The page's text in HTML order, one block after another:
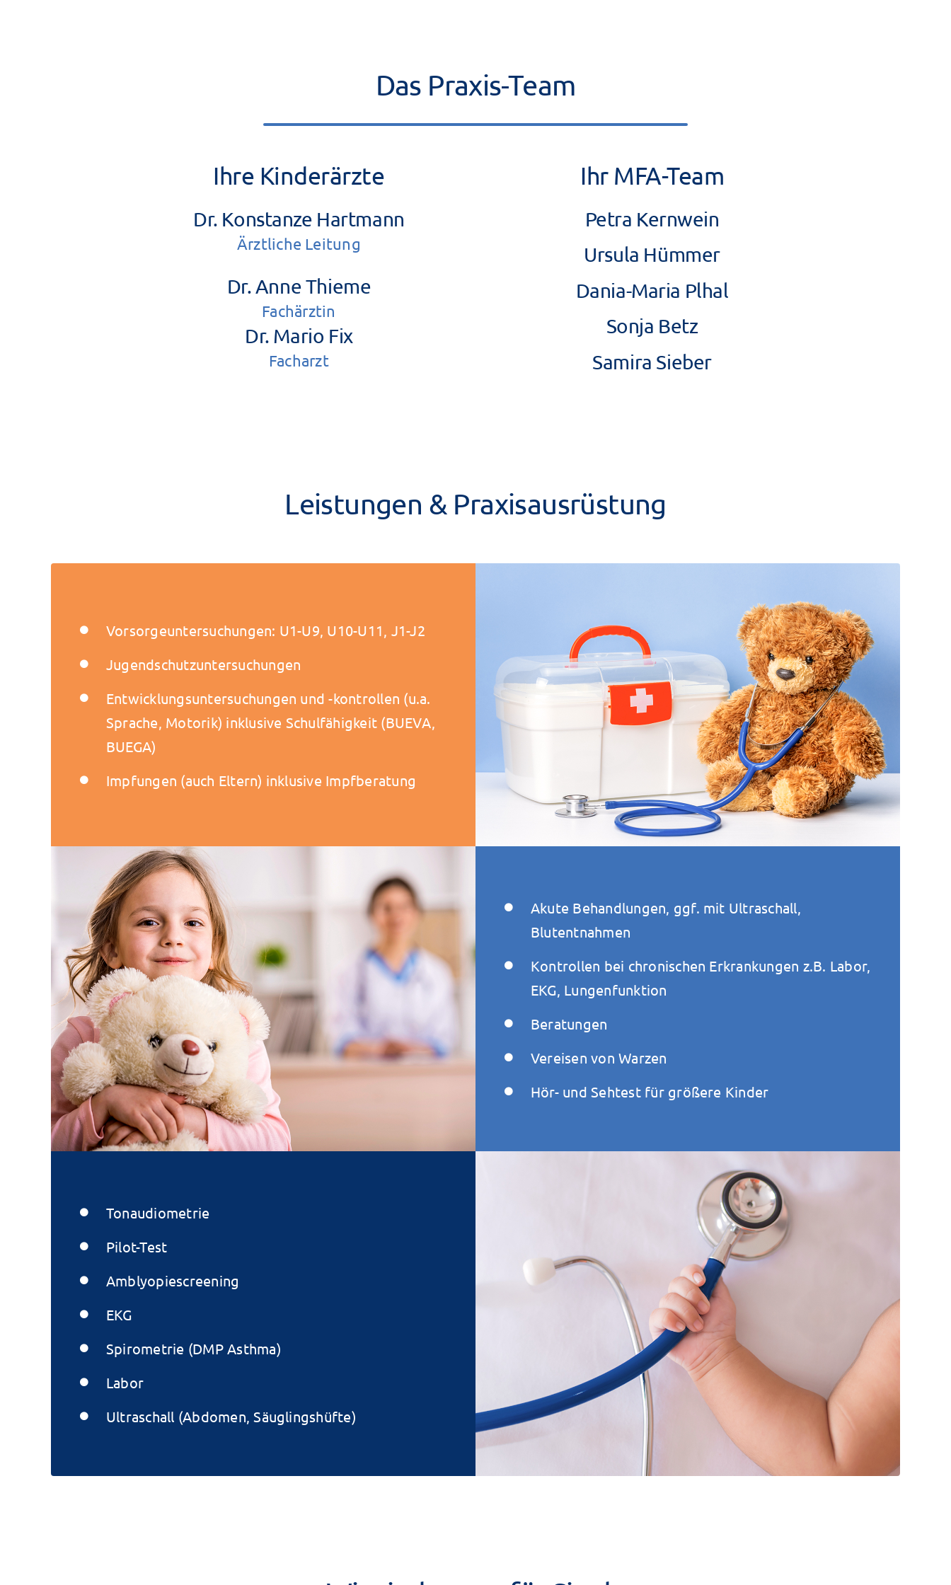
Das Praxis-Team
Ihre Kinderärzte Ihr MFA-Team
Dr. Konstanze Hartmann
Ärztliche Leitung
Dr. Anne Thieme
Fachärztin
Dr. Mario Fix
Facharzt
Petra Kernwein
Ursula Hümmer
Dania-Maria Plhal
Sonja Betz
Samira Sieber
Leistungen & Praxisausrüstung
Vorsorgeuntersuchungen: U1-U9, U10-U11, J1-J2
Jugendschutzuntersuchungen
Entwicklungsuntersuchungen und -kontrollen (u.a.
Sprache, Motorik) inklusive Schulfähigkeit (BUEVA,
BUEGA)
Impfungen (auch Eltern) inklusive Impfberatung
Akute Behandlungen, ggf. mit Ultraschall,
Blutentnahmen
Kontrollen bei chronischen Erkrankungen z.B. Labor,
EKG, Lungenfunktion
Beratungen
Vereisen von Warzen
Hör- und Sehtest für größere Kinder
Tonaudiometrie
Pilot-Test
Amblyopiescreening
EKG
Spirometrie (DMP Asthma)
Labor
Ultraschall (Abdomen, Säuglingshüfte)